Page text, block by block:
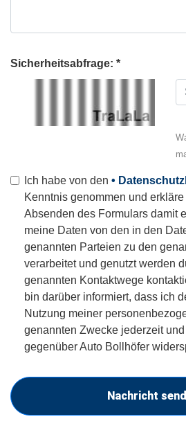
Sicherheitsabfrage: *
Ich habe von den •
Kenntnis genommen und
Absenden des Formulars damit
meine Daten von den in den
genannten Parteien zu den
verarbeitet und genutzt werden
genannten Kontaktwege
bin darüber informiert, dass ich
Nutzung meiner
genannten Zwecke jederzeit
gegenüber Auto Bollhöfer
Nachricht